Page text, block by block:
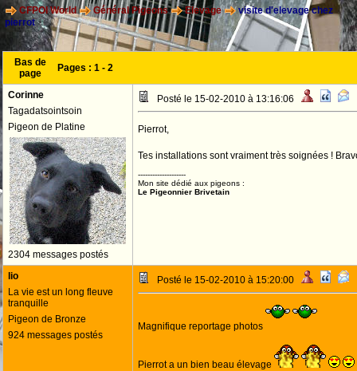
CFPOI World Général Pigeons Elevage
visite d'elevage chez
pierrot
Bas de
page
Pages : 1 - 2
Corinne
Tagadatsointsoin
Pigeon de Platine
2304 messages postés
Posté le 15-02-2010 à 13:16:06
Pierrot,
Tes installations sont vraiment très soignées !
--------------------
Mon site dédié aux pigeons :
Le Pigeonnier Brivetain
lio
La vie est un long fleuve
tranquille
Pigeon de Bronze
924 messages postés
Posté le 15-02-2010 à 15:20:00
Magnifique reportage photos
Pierrot a un bien beau élevage